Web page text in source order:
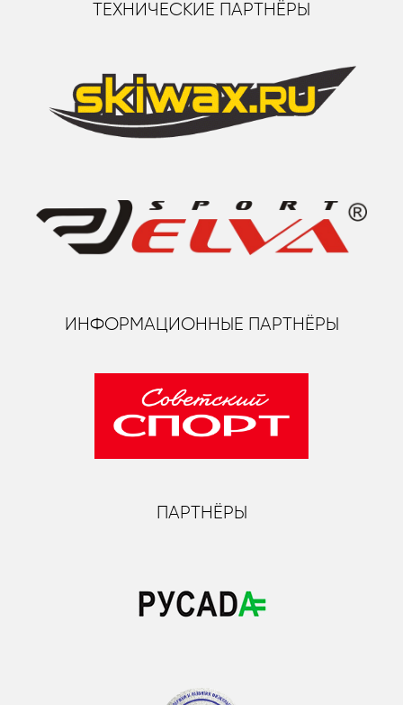
ТЕХНИЧЕСКИЕ ПАРТНЁРЫ
ИНФОРМАЦИОННЫЕ ПАРТНЁРЫ
ПАРТНЁРЫ